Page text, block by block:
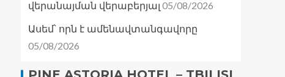
վերանայման վերաբերյալ 05/08/2026
Ասեմ՝ որն է ամենավտանգավորը
05/08/2026